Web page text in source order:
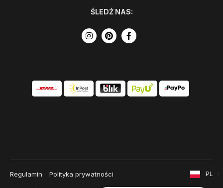
ŚLEDŹ NAS:
Regulamin Polityka prywatności PL